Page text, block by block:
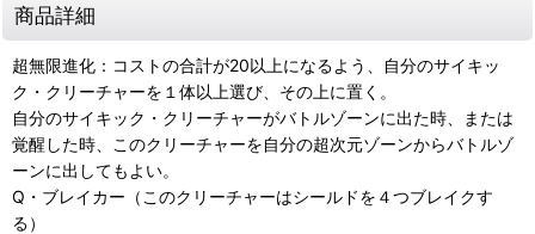
商品詳細
超無限進化：コストの合計が20以上になるよう、自分のサイキッ
ク・クリーチャーを１体以上選び、その上に置く。
自分のサイキック・クリーチャーがバトルゾーンに出た時、または
覚醒した時、このクリーチャーを自分の超次元ゾーンからバトルゾ
ーンに出してもよい。
Q・ブレイカー（このクリーチャーはシールドを４つブレイクす
る）